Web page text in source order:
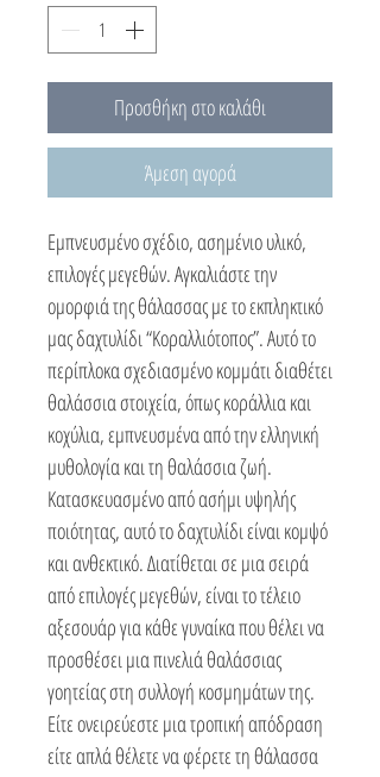
Προσθήκη στο καλάθι
Άμεση αγορά
Εμπνευσμένο σχέδιο, ασημένιο υλικό,
επιλογές μεγεθών. Αγκαλιάστε την
ομορφιά της θάλασσας με το εκπληκτικό
μας δαχτυλίδι “Κοραλλιότοπος”. Αυτό το
περίπλοκα σχεδιασμένο κομμάτι διαθέτει
θαλάσσια στοιχεία, όπως κοράλλια και
κοχύλια, εμπνευσμένα από την ελληνική
μυθολογία και τη θαλάσσια ζωή.
Κατασκευασμένο από ασήμι υψηλής
ποιότητας, αυτό το δαχτυλίδι είναι κομψό
και ανθεκτικό. Διατίθεται σε μια σειρά
από επιλογές μεγεθών, είναι το τέλειο
αξεσουάρ για κάθε γυναίκα που θέλει να
προσθέσει μια πινελιά θαλάσσιας
γοητείας στη συλλογή κοσμημάτων της.
Είτε ονειρεύεστε μια τροπική απόδραση
είτε απλά θέλετε να φέρετε τη θάλασσα